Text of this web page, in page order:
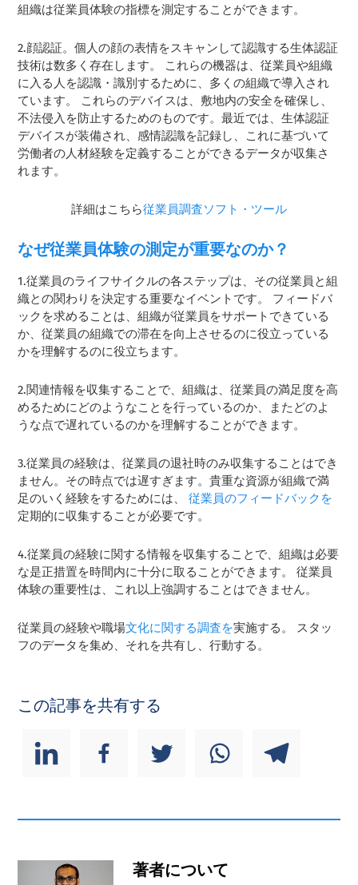
組織は従業員体験の指標を測定することができます。
2.顔認証。個人の顔の表情をスキャンして認識する生体認証
技術は数多く存在します。 これらの機器は、従業員や組織
に入る人を認識・識別するために、多くの組織で導入され
ています。 これらのデバイスは、敷地内の安全を確保し、
不法侵入を防止するためのものです。最近では、生体認証
デバイスが装備され、感情認識を記録し、これに基づいて
労働者の人材経験を定義することができるデータが収集さ
れます。
詳細はこちら従業員調査ソフト・ツール
なぜ従業員体験の測定が重要なのか？
1.従業員のライフサイクルの各ステップは、その従業員と組
織との関わりを決定する重要なイベントです。 フィードバ
ックを求めることは、組織が従業員をサポートできている
か、従業員の組織での滞在を向上させるのに役立っている
かを理解するのに役立ちます。
2.関連情報を収集することで、組織は、従業員の満足度を高
めるためにどのようなことを行っているのか、またどのよ
うな点で遅れているのかを理解することができます。
3.従業員の経験は、従業員の退社時のみ収集することはでき
ません。その時点では遅すぎます。貴重な資源が組織で満
足のいく経験をするためには、
従業員のフィードバックを
定期的に収集することが必要です。
4.従業員の経験に関する情報を収集することで、組織は必要
な是正措置を時間内に十分に取ることができます。 従業員
体験の重要性は、これ以上強調することはできません。
従業員の経験や職場文化に関する調査を実施する。 スタッ
フのデータを集め、それを共有し、行動する。
この記事を共有する
著者について